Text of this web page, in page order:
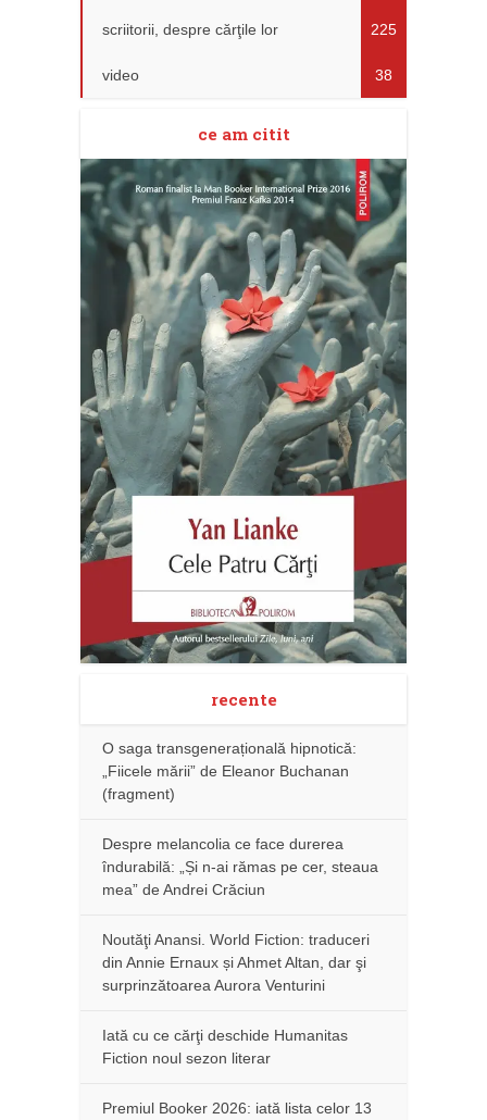
scriitorii, despre cărţile lor 225
video 38
ce am citit
recente
O saga transgenerațională hipnotică:
„Fiicele mării” de Eleanor Buchanan
(fragment)
Despre melancolia ce face durerea
îndurabilă: „Și n-ai rămas pe cer, steaua
mea” de Andrei Crăciun
Noutăţi Anansi. World Fiction: traduceri
din Annie Ernaux și Ahmet Altan, dar şi
surprinzătoarea Aurora Venturini
Iată cu ce cărţi deschide Humanitas
Fiction noul sezon literar
Premiul Booker 2026: iată lista celor 13